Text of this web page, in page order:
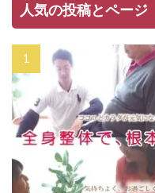
人気の投稿とページ